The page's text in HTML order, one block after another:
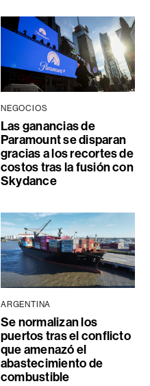
NEGOCIOS
Las ganancias de
Paramount se disparan
gracias a los recortes de
costos tras la fusión con
Skydance
ARGENTINA
Se normalizan los
puertos tras el conflicto
que amenazó el
abastecimiento de
combustible